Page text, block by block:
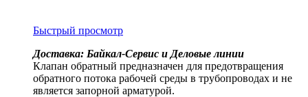
Быстрый просмотр
Доставка: Байкал-Сервис и Деловые линии
Клапан обратный предназначен для предотвращения
обратного потока рабочей среды в трубопроводах и не
является запорной арматурой.